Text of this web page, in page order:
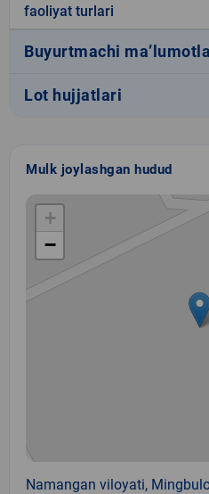
faoliyat turlari
Buyurtmachi
Lot hujjatlari
Mulk joylashgan hudud
+
−
Namangan viloyati,